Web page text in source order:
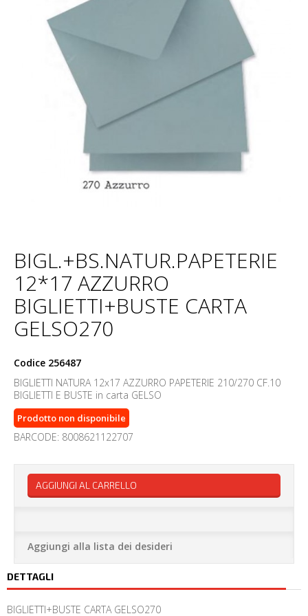
BIGL.+BS.NATUR.PAPETERIE
12*17 AZZURRO
BIGLIETTI+BUSTE CARTA
GELSO270
Codice 256487
BIGLIETTI NATURA 12x17 AZZURRO PAPETERIE 210/270 CF.10
BIGLIETTI E BUSTE in carta GELSO
Prodotto non disponibile
BARCODE: 8008621122707
AGGIUNGI AL CARRELLO
Aggiungi alla lista dei desideri
DETTAGLI
BIGLIETTI+BUSTE CARTA GELSO270